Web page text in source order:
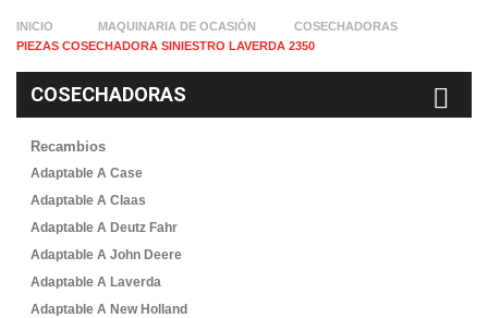
INICIO MAQUINARIA DE OCASIÓN
COSECHADORAS
PIEZAS COSECHADORA SINIESTRO LAVERDA 2350
COSECHADORAS
Recambios
Adaptable A Case
Adaptable A Claas
Adaptable A Deutz Fahr
Adaptable A John Deere
Adaptable A Laverda
Adaptable A New Holland